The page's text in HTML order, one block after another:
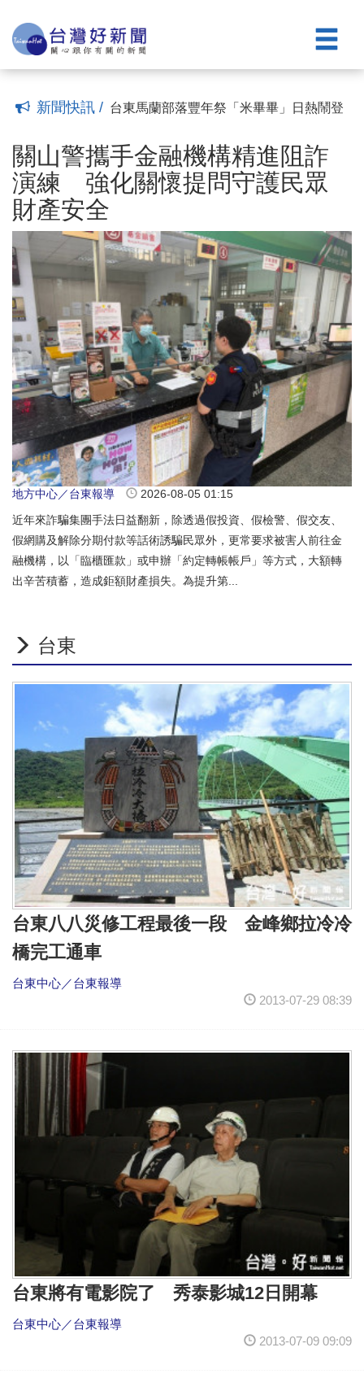
新聞快訊 /
元港候船室暨聯外道路工程動土
(01:39)
應毒駕事故攀升 臺東警分局強化攔檢執
勤安全訓練
2026《東！帶我走》演唱會9/12、13台東
登場 打造全台最嗨戶外KTV音樂節
2026台東最美星空7/18前進蘭嶼 金曲歌
夜(07:00)
塵防制座談會(01:12)
台東馬蘭部落豐年祭「米畢畢」日熱鬧登
關懷提問守護民眾財產安全(01:15)
綠營台東縣長選情整合成功 蔡英文坐鎮
陳瑩競總主委、劉櫂豪任總幹事(15:23)
「世界的入口：南島台灣」為題從台東連
結世界 115年國慶焰火點亮東海岸
115學年度校長布達典禮 饒慶鈴頒聘書
元港候船室暨聯外道路工程動土(01:39)
應毒駕事故攀升 臺東警分局強化攔檢執
勤安全訓練
(00:26)
2026《東！帶我走》演唱會9/12、13台東
登場 打造全台最嗨戶外KTV音樂節
(06:00)
2026台東最美星空7/18前進蘭嶼 金曲歌
王陳建年與小飛魚文化展演隊共譜島嶼星
夜
(07:00)
傾聽地方聲音 臺東環保局召開卑南溪揚
塵防制座談會 (01:12)
台東馬蘭部落豐年祭「米畢畢」日熱鬧登
場 青年接力傳承南島文化(06:37)
關山警攜手金融機構精進阻詐
演練 強化關懷提問守護民眾
財產安全
地方中心／台東報導
2026-08-05 01:15
近年來詐騙集團手法日益翻新，除透過假投資、假檢警、假交友、
假網購及解除分期付款等話術誘騙民眾外，更常要求被害人前往金
融機構，以「臨櫃匯款」或申辦「約定轉帳帳戶」等方式，大額轉
出辛苦積蓄，造成鉅額財產損失。為提升第...
台東
台東八八災修工程最後一段 金峰鄉拉冷冷
橋完工通車
台東中心／台東報導
2013-07-29 08:39
台東將有電影院了 秀泰影城12日開幕
台東中心／台東報導
2013-07-09 09:09